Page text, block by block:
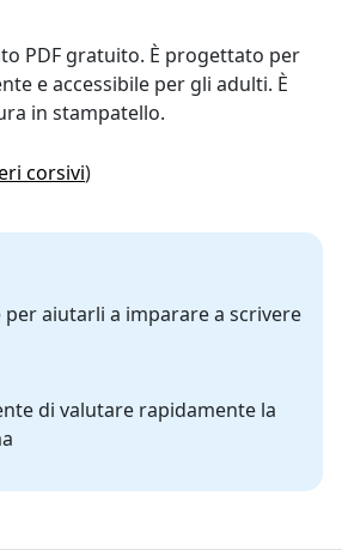
PDF gratuito. È progettato per
e accessibile per gli adulti. È
in stampatello.
corsivi)
aiutarli a imparare a scrivere
di valutare rapidamente la